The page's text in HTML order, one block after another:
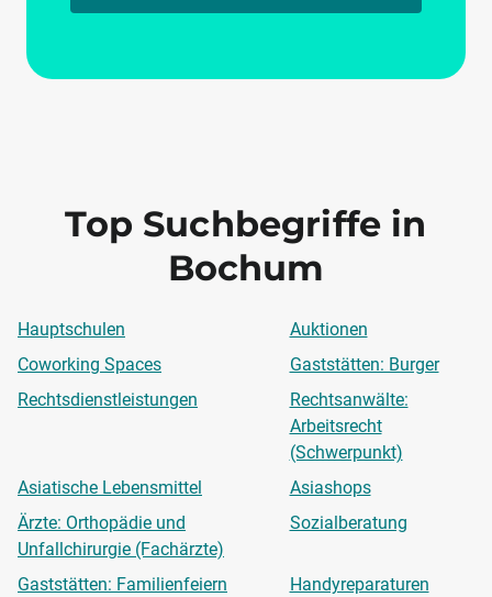
Top Suchbegriffe in
Bochum
Hauptschulen
Auktionen
Coworking Spaces
Gaststätten: Burger
Rechtsdienstleistungen
Rechtsanwälte:
Arbeitsrecht
(Schwerpunkt)
Asiatische Lebensmittel
Asiashops
Ärzte: Orthopädie und
Unfallchirurgie (Fachärzte)
Sozialberatung
Gaststätten: Familienfeiern Handyreparaturen